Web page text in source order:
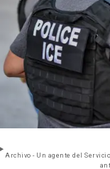
Archivo - Un agente del